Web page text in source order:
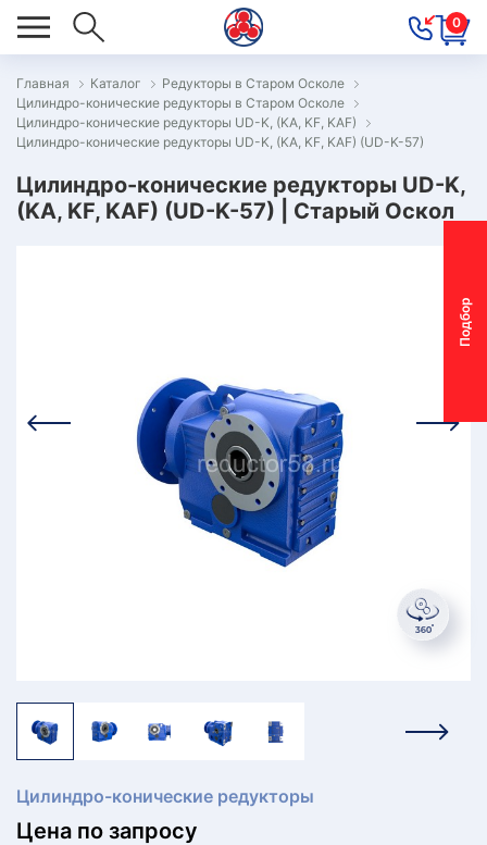
0
П
о
д
б
о
р
м
о
т
о
р
-
р
е
д
у
к
т
о
р
Главная Каталог
Редукторы в Старом Осколе
Цилиндро-конические редукторы в Старом Осколе
Цилиндро-конические редукторы UD-K, (KA, KF, KAF)
Цилиндро-конические редукторы UD-K, (KA, KF, KAF) (UD-K-57)
Цилиндро-конические редукторы UD-K,
(KA, KF, KAF) (UD-K-57) | Старый Оскол
Цилиндро-конические редукторы
Цена по запросу